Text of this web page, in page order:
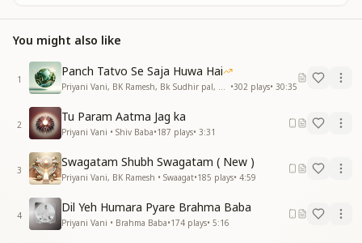
आपने छूकर हृदय के तार को आपने छूकर
प्यार में समाये हुए यादों में हम खोए
प्यार में समाये हुए यादों में हम खोए
आ राम ही आराम है जब से खुदा को पाए
मीठे बच्चें कहकर बाहों में भरकर
मीठे बच्चें कहकर बाहों में भरकर
पलभर में दे दिया बाबा स्वर्ग के उपहार को
आपने छूकर हृदय के तार को
आपने छूकर हृदय के तार को
पावन पावन कर दिया बाबा मन के संसार को
आपने छूकर हृदय के तार को आपने छूकर
You might also like
1
Panch Tatvo Se Saja Huwa Hai
•302 plays• 30:35
2
Tu Param Aatma Jag ka
Priyani Vani • Shiv Baba•187 plays• 3:31
3
Swagatam Shubh Swagatam ( New )
Priyani Vani, BK Ramesh • Swaagat•185 plays• 4:59
4
Dil Yeh Humara Pyare Brahma Baba
Priyani Vani • Brahma Baba•174 plays• 5:16